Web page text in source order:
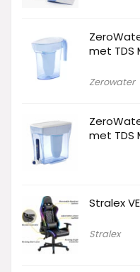
met TDS
Zerowater
met TDS
Stralex
Stralex